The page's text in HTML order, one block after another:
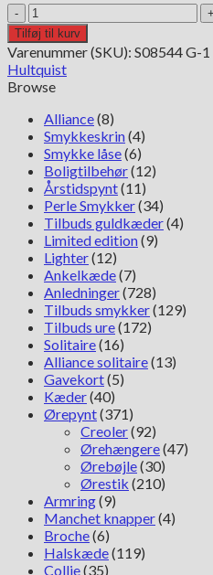
Hultquist
Gianna
ørestik
S08544
G-
1
antal
Tilføj til kurv
Varenummer (SKU): S08544 G-1
Hultquist
Browse
Alliance(8)
Smykkeskrin(4)
Smykke låse(6)
Boligtilbehør(12)
Årstidspynt(11)
Perle Smykker(34)
Tilbuds guldkæder(4)
Limited edition(9)
Lighter(12)
Ankelkæde(7)
Anledninger(728)
Tilbuds smykker(129)
Tilbuds ure(172)
Solitaire(16)
Alliance solitaire(13)
Gavekort(5)
Kæder(40)
Ørepynt(371)
Creoler(92)
Ørehængere(47)
Ørebøjle(30)
Ørestik (210)
Armring(9)
Manchet knapper(4)
Broche(6)
Halskæde(119)
Collie(35)